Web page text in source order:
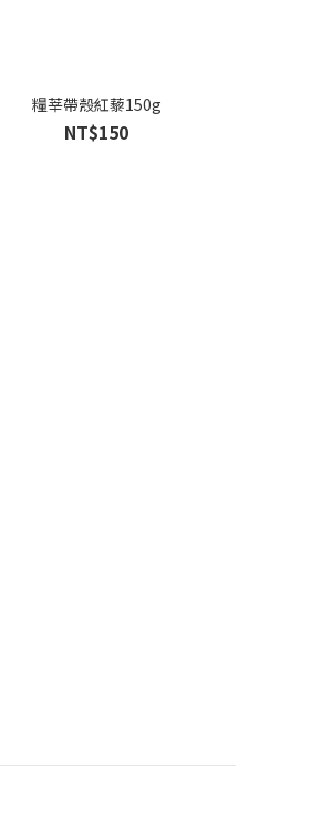
糧莘帶殼紅藜150g
NT$150